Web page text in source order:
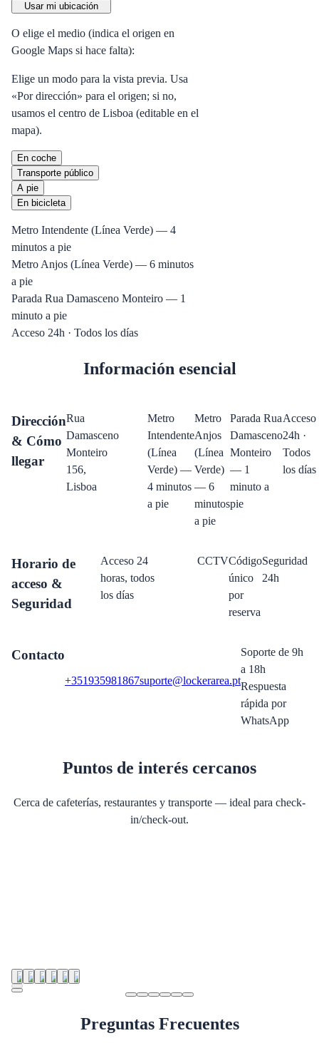
Usar mi ubicación
O elige el medio (indica el origen en
Google Maps si hace falta):
Elige un modo para la vista previa. Usa
«Por dirección» para el origen; si no,
usamos el centro de Lisboa (editable en el
mapa).
En coche
Transporte público
A pie
En bicicleta
Metro Intendente (Línea Verde) — 4
minutos a pie
Metro Anjos (Línea Verde) — 6 minutos
a pie
Parada Rua Damasceno Monteiro — 1
minuto a pie
Acceso 24h · Todos los días
Información esencial
Dirección
& Cómo
llegar
Rua
Damasceno
Monteiro
156,
Lisboa
Metro
Intendente
(Línea
Verde) —
4 minutos
a pie
Metro
Anjos
(Línea
Verde)
— 6
minutos
a pie
Parada Rua
Damasceno
Monteiro
— 1
minuto a
pie
Acceso
24h ·
Todos
los días
Horario de
acceso &
Seguridad
Acceso 24
horas, todos
los días
CCTVCódigo
único
por
reserva
Seguridad
24h
Contacto
+351935981867suporte@lockerarea.pt
Soporte de 9h
a 18h
Respuesta
rápida por
WhatsApp
Puntos de interés cercanos
Cerca de cafeterías, restaurantes y transporte — ideal para check-
in/check-out.
Preguntas Frecuentes